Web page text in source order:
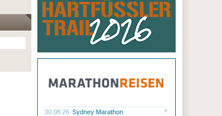
30.08.26 Sydney Marathon